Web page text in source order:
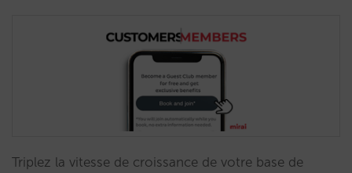
Triplez la vitesse de croissance de votre base de